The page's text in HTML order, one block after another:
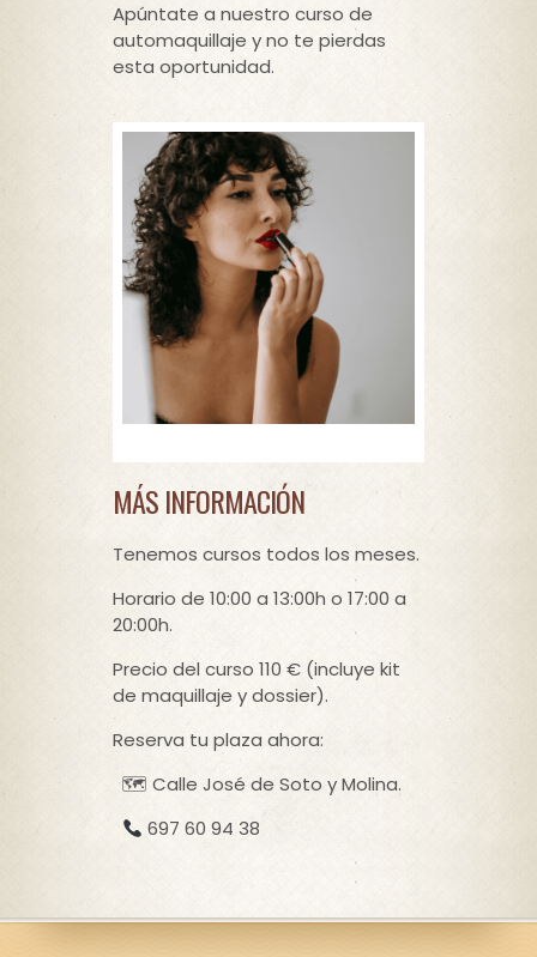
Apúntate a nuestro curso de
automaquillaje y no te pierdas
esta oportunidad.
MÁS INFORMACIÓN
Tenemos cursos todos los meses.
Horario de 10:00 a 13:00h o 17:00 a
20:00h.
Precio del curso 110 € (incluye kit
de maquillaje y dossier).
Reserva tu plaza ahora:
🗺 Calle José de Soto y Molina.
697 60 94 38